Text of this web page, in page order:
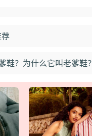
鞋？为什么它叫老爹鞋？